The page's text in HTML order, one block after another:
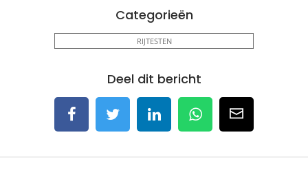
Categorieën
RIJTESTEN
Deel dit bericht